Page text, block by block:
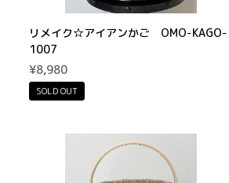
リメイク☆アイアンかご OMO-KAGO-
1007
¥8,980
SOLD OUT